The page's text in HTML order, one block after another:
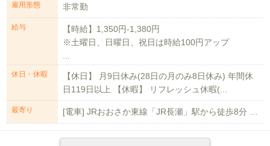
雇用形態 非常勤
給与
【時給】1,350円-1,380円
※土曜日、日曜日、祝日は時給100円アップ
...
休日・休暇
【休日】 月9日休み(28日の月のみ8日休み) 年間休
日119日以上 【休暇】 リフレッシュ休暇(...
最寄り [電車] JRおおさか東線「JR長瀬」駅から徒歩8分 JRおおさか東線「衣摺...